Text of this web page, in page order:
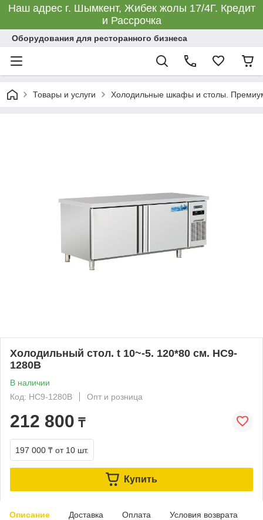
Наш адрес г. Шымкент, Жибек жолы 17/4Г. Кредит
и Рассрочка
Оборудования для ресторанного бизнеса
Товары и услуги Холодильные шкафы и столы.
Холодильный стол. t 10~-5. 120*80 см. HC9-
1280B
В наличии
Код: HC9-1280B
Опт и розница
212 800 ₸
197 000 ₸ от 10 шт.
Купить
Описание Доставка Оплата Условия возврата